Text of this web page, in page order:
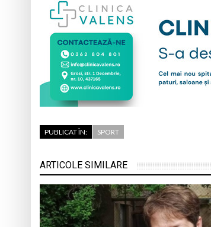
PUBLICAT ÎN: SPORT
ARTICOLE SIMILARE